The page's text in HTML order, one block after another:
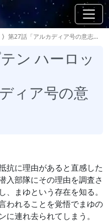
第27話「アルカディア号の意志」
ン ハーロッ
ィア号の意
抗に理由があると直感した
入部隊にその理由を調査さ
まゆという存在を知る。
われることを覚悟でまゆの
連れ去られてしまう。